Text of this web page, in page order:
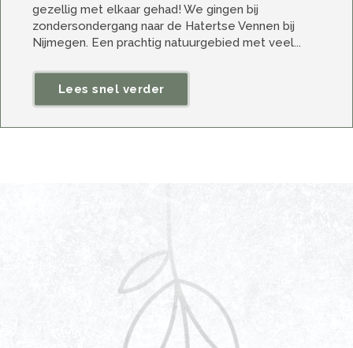
gezellig met elkaar gehad! We gingen bij
zondersondergang naar de Hatertse Vennen bij
Nijmegen. Een prachtig natuurgebied met veel...
Lees snel verder